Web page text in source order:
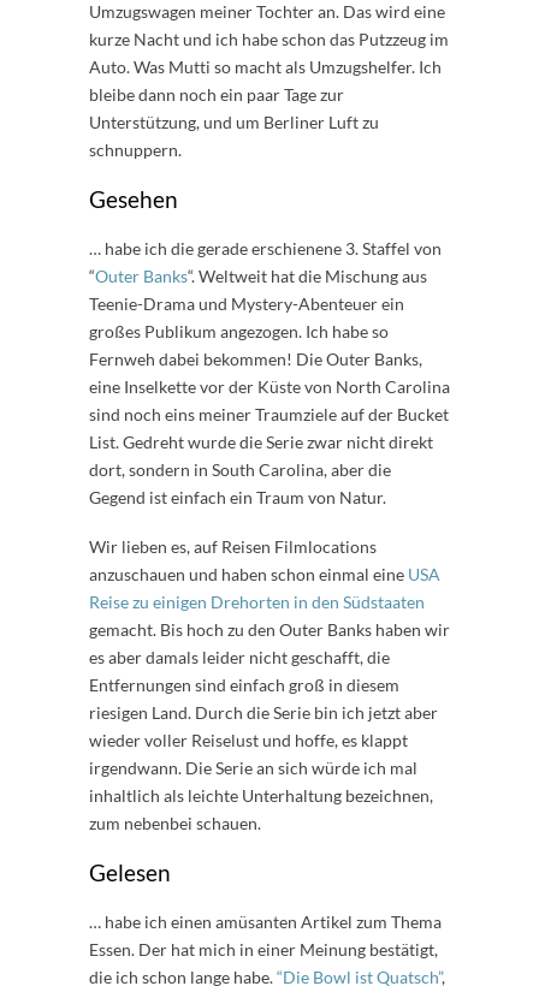
Umzugswagen meiner Tochter an. Das wird eine
kurze Nacht und ich habe schon das Putzzeug im
Auto. Was Mutti so macht als Umzugshelfer. Ich
bleibe dann noch ein paar Tage zur
Unterstützung, und um Berliner Luft zu
schnuppern.
Gesehen
… habe ich die gerade erschienene 3. Staffel von
“Outer Banks“. Weltweit hat die Mischung aus
Teenie-Drama und Mystery-Abenteuer ein
großes Publikum angezogen. Ich habe so
Fernweh dabei bekommen! Die Outer Banks,
eine Inselkette vor der Küste von North Carolina
sind noch eins meiner Traumziele auf der Bucket
List. Gedreht wurde die Serie zwar nicht direkt
dort, sondern in South Carolina, aber die
Gegend ist einfach ein Traum von Natur.
Wir lieben es, auf Reisen Filmlocations
anzuschauen und haben schon einmal eine USA
Reise zu einigen Drehorten in den Südstaaten
gemacht. Bis hoch zu den Outer Banks haben wir
es aber damals leider nicht geschafft, die
Entfernungen sind einfach groß in diesem
riesigen Land. Durch die Serie bin ich jetzt aber
wieder voller Reiselust und hoffe, es klappt
irgendwann. Die Serie an sich würde ich mal
inhaltlich als leichte Unterhaltung bezeichnen,
zum nebenbei schauen.
Gelesen
… habe ich einen amüsanten Artikel zum Thema
Essen. Der hat mich in einer Meinung bestätigt,
die ich schon lange habe.“Die Bowl ist Quatsch”,